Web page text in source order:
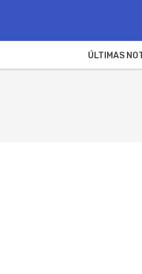
ÚLTIMAS